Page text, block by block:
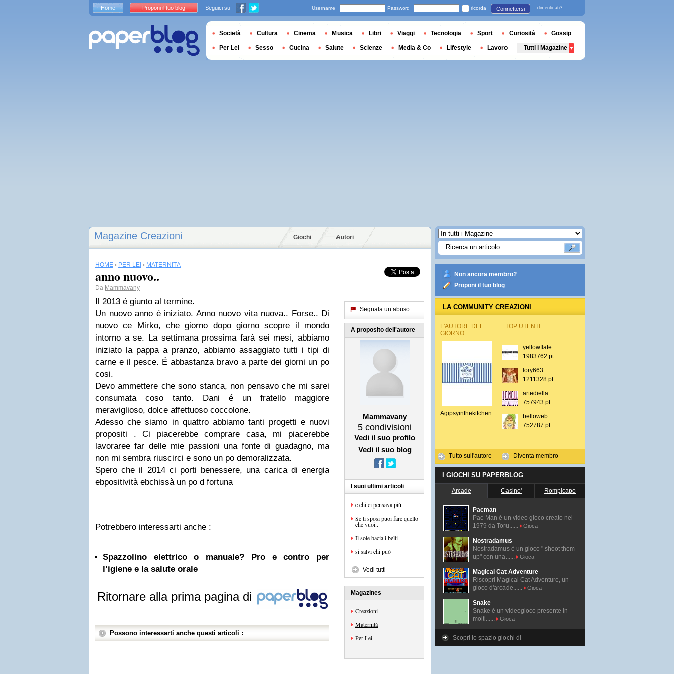
Magazine Creazioni Giochi Autori
HOME › PER LEI › MATERNITÀ
anno nuovo..
Da Mammavany
Il 2013 é giunto al termine.
Un nuovo anno é iniziato. Anno nuovo vita nuova.. Forse.. Di
nuovo ce Mirko, che giorno dopo giorno scopre il mondo
intorno a se. La settimana prossima farà sei mesi, abbiamo
iniziato la pappa a pranzo, abbiamo assaggiato tutti i tipi di
carne e il pesce. É abbastanza bravo a parte dei giorni un po
cosi.
Devo ammettere che sono stanca, non pensavo che mi sarei
consumata coso tanto. Dani é un fratello maggiore
meraviglioso, dolce affettuoso coccolone.
Adesso che siamo in quattro abbiamo tanti progetti e nuovi
propositi . Ci piacerebbe comprare casa, mi piacerebbe
lavoraree far delle mie passioni una fonte di guadagno, ma
non mi sembra riuscirci e sono un po demoralizzata.
Spero che il 2014 ci porti benessere, una carica di energia
ebpositività ebchissà un po d fortuna
Potrebbero interessarti anche :
Spazzolino elettrico o manuale? Pro e contro per
l’igiene e la salute orale
Ritornare alla prima pagina di
Possono interessarti anche questi articoli :
Segnala un abuso
A proposito dell'autore
Mammavany
5 condivisioni
Vedi il suo profilo
Vedi il suo blog
I suoi ultimi articoli
e chi ci pensava più
Se ti sposi puoi fare quello
che vuoi..
Il sole bacia i belli
si salvi chi può
Vedi tutti
Magazines
Creazioni
Maternità
Per Lei
Non ancora membro?
Proponi il tuo blog
LA COMMUNITY CREAZIONI
L'AUTORE DEL
GIORNO
Agipsyinthekitchen
Tutto sull'autore
TOP UTENTI
yellowflate
1983762 pt
lory663
1211328 pt
artediella
757943 pt
belloweb
752787 pt
Diventa membro
I GIOCHI SU PAPERBLOG
Arcade Casino' Rompicapo
Pacman
Pac-Man é un video gioco creato nel
1979 da Toru......
Gioca
Nostradamus
Nostradamus è un gioco " shoot them
up" con una......
Gioca
Magical Cat Adventure
Riscopri Magical Cat Adventure, un
gioco d'arcade......
Gioca
Snake
Snake è un videogioco presente in
molti......
Gioca
Scopri lo spazio giochi di
Home Proponi il tuo blog Seguici su Username Password ricorda Connettersi dimenticati?
Società Cultura Cinema Musica Libri Viaggi Tecnologia Sport Curiosità Gossip
Per Lei Sesso Cucina Salute Scienze Media & Co Lifestyle Lavoro Tutti i Magazine